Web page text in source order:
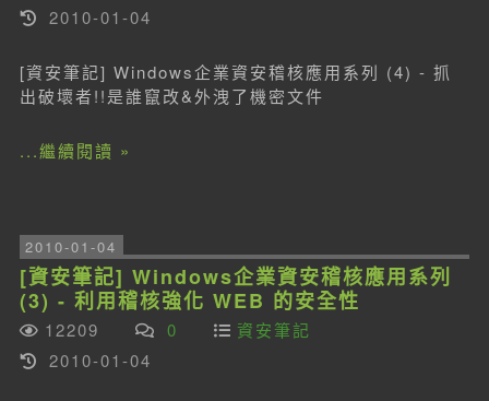
2010-01-04
[資安筆記] Windows企業資安稽核應用系列 (4) - 抓
出破壞者!!是誰竄改&外洩了機密文件
...繼續閱讀 »
2010-01-04
[資安筆記] Windows企業資安稽核應用系列
(3) - 利用稽核強化 WEB 的安全性
12209 0
資安筆記
2010-01-04